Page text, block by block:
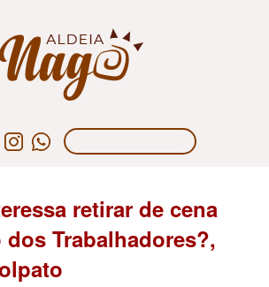
retirar de cena
Trabalhadores?,